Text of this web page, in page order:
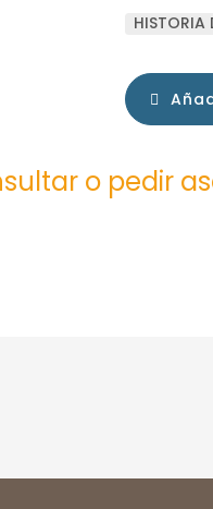
HISTORIA
o pedir